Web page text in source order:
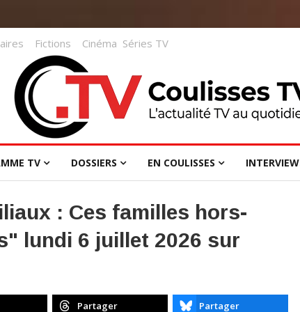
Fictions Cinéma Séries TV
TV DOSSIERS EN COULISSES
: Ces familles hors-
lundi 6 juillet 2026 sur
Partager Partager